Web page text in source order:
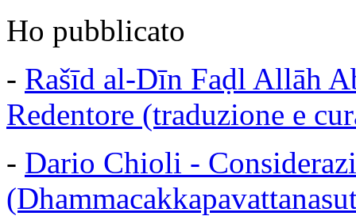
Ho pubblicato
- Rašīd al-Dīn Faḍl Allāh
Redentore (traduzione e
- Dario Chioli -